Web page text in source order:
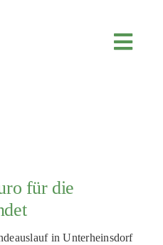
für die
in Unterheinsdorf